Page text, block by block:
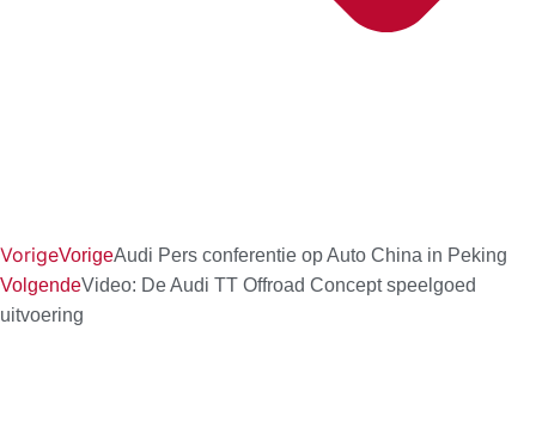
VorigeVorigeAudi Pers conferentie op Auto China in Peking
VolgendeVideo: De Audi TT Offroad Concept speelgoed
uitvoering